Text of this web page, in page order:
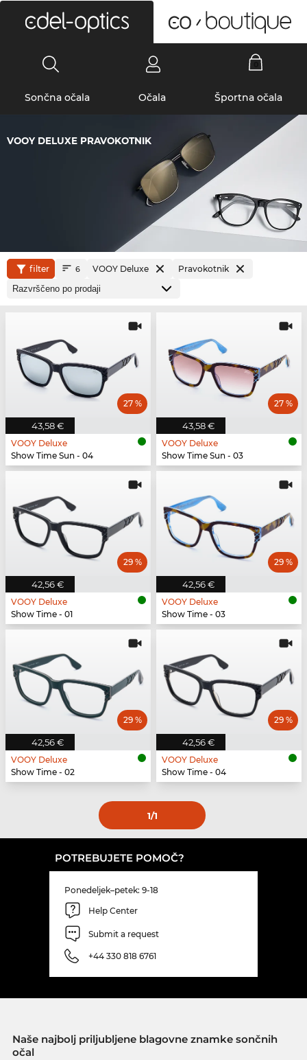
Sončna očala Očala Športna očala
VOOY DELUXE PRAVOKOTNIK
filter 6 VOOY Deluxe Pravokotnik
43,58 €
27 %
VOOY Deluxe
Show Time Sun - 04
43,58 €
27 %
VOOY Deluxe
Show Time Sun - 03
42,56 €
29 %
VOOY Deluxe
Show Time - 01
42,56 €
29 %
VOOY Deluxe
Show Time - 03
42,56 €
29 %
VOOY Deluxe
Show Time - 02
42,56 €
29 %
VOOY Deluxe
Show Time - 04
1/1
POTREBUJETE POMOČ?
Ponedeljek–petek: 9-18
Help Center
Submit a request
+44 330 818 6761
Naše najbolj priljubljene blagovne znamke sončnih
očal